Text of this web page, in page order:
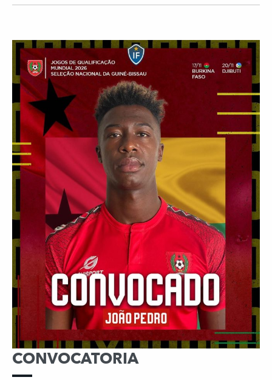
CONVOCATORIA